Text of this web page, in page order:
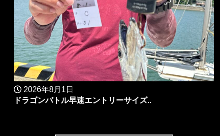
2026年8月1日
ドラゴンバトル早速エントリーサイズ..